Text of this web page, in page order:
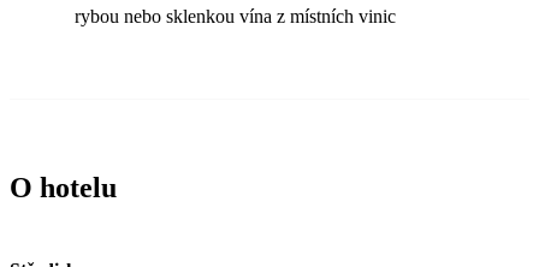
rybou nebo sklenkou vína z místních vinic
O hotelu